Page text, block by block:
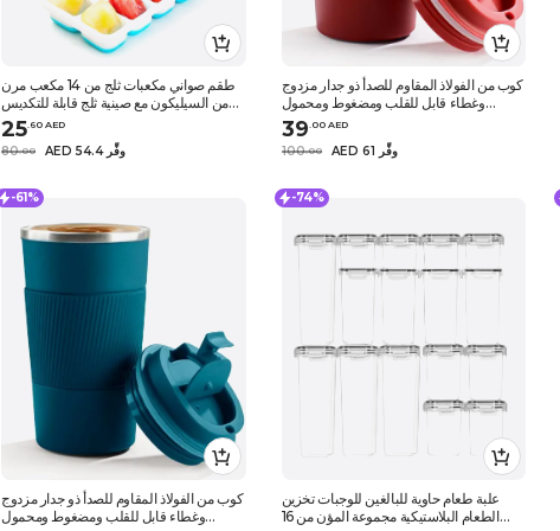
طقم صواني مكعبات ثلج من 14 مكعب مرن
من السيليكون مع صينية ثلج قابلة للتكديس
ومقاومة للانسكاب مع أغطية قابلة للإزالة
25.60 AED
80.00 AED 54.4 وفِّر
كوب من الفولاذ المقاوم للصدأ ذو جدار مزدوج
وغطاء قابل للقلب ومضغوط ومحمول
ضروري في المشروبات الروتينية اليومية
يظل باردًا أو ساخنًا ومريحًا في السفر غ
39.00 AED
100.00 AED 61 وفِّر
-61%
كوب من الفولاذ المقاوم للصدأ ذو جدار مزدوج
وغطاء قابل للقلب ومضغوط ومحمول
-74%
علبة طعام حاوية للبالغين للوجبات تخزين
الطعام البلاستيكية مجموعة المؤن من 16